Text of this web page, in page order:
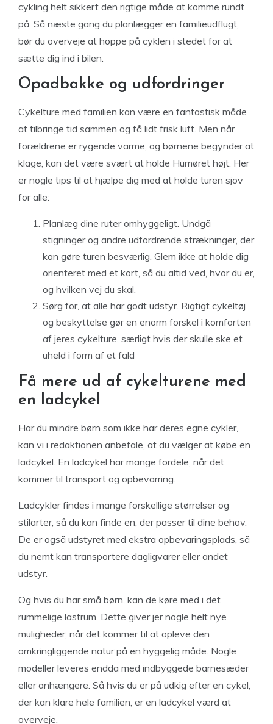
cykling helt sikkert den rigtige måde at komme rundt
på. Så næste gang du planlægger en familieudflugt,
bør du overveje at hoppe på cyklen i stedet for at
sætte dig ind i bilen.
Opadbakke og udfordringer
Cykelture med familien kan være en fantastisk måde
at tilbringe tid sammen og få lidt frisk luft. Men når
forældrene er rygende varme, og børnene begynder at
klage, kan det være svært at holde Humøret højt. Her
er nogle tips til at hjælpe dig med at holde turen sjov
for alle:
Planlæg dine ruter omhyggeligt. Undgå
stigninger og andre udfordrende strækninger, der
kan gøre turen besværlig. Glem ikke at holde dig
orienteret med et kort, så du altid ved, hvor du er,
og hvilken vej du skal.
Sørg for, at alle har godt udstyr. Rigtigt cykeltøj
og beskyttelse gør en enorm forskel i komforten
af ​​jeres cykelture, særligt hvis der skulle ske et
uheld i form af et fald
Få mere ud af cykelturene med
en ladcykel
Har du mindre børn som ikke har deres egne cykler,
kan vi i redaktionen anbefale, at du vælger at købe en
ladcykel. En ladcykel har mange fordele, når det
kommer til transport og opbevarring.
Ladcykler findes i mange forskellige størrelser og
stilarter, så du kan finde en, der passer til dine behov.
De er også udstyret med ekstra opbevaringsplads, så
du nemt kan transportere dagligvarer eller andet
udstyr.
Og hvis du har små børn, kan de køre med i det
rummelige lastrum. Dette giver jer nogle helt nye
muligheder, når det kommer til at opleve den
omkringliggende natur på en hyggelig måde. Nogle
modeller leveres endda med indbyggede barnesæder
eller anhængere. Så hvis du er på udkig efter en cykel,
der kan klare hele familien, er en ladcykel værd at
overveje.